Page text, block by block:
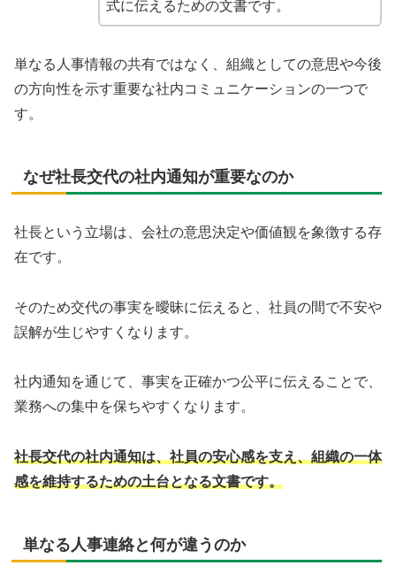
式に伝えるための文書です。
単なる人事情報の共有ではなく、組織としての意思や今後
の方向性を示す重要な社内コミュニケーションの一つで
す。
なぜ社長交代の社内通知が重要なのか
社長という立場は、会社の意思決定や価値観を象徴する存
在です。
そのため交代の事実を曖昧に伝えると、社員の間で不安や
誤解が生じやすくなります。
社内通知を通じて、事実を正確かつ公平に伝えることで、
業務への集中を保ちやすくなります。
社長交代の社内通知は、社員の安心感を支え、組織の一体
感を維持するための土台となる文書です。
単なる人事連絡と何が違うのか